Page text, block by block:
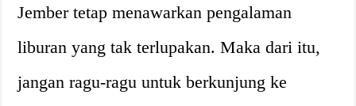
Jember tetap menawarkan pengalaman
liburan yang tak terlupakan. Maka dari itu,
jangan ragu-ragu untuk berkunjung ke